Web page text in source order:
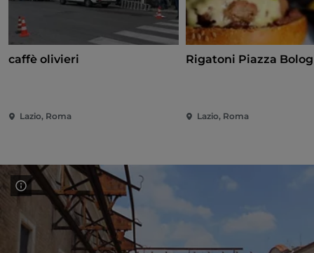
caffè olivieri
Lazio, Roma
Rigatoni Piazza
Lazio, Roma